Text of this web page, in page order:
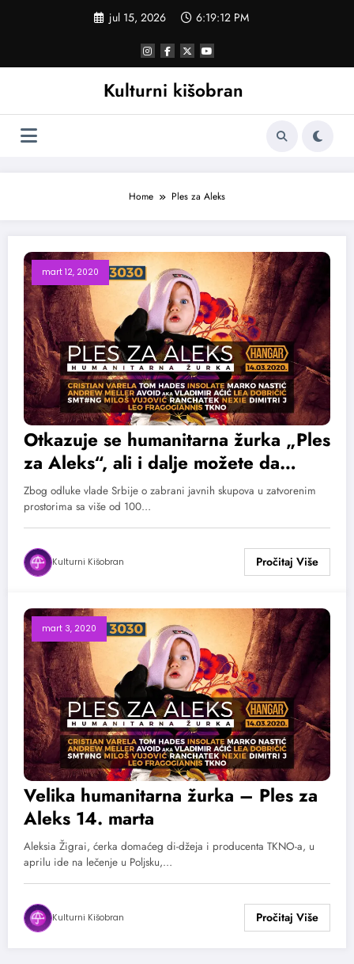
jul 15, 2026 6:19:12 PM
Kulturni kišobran
Home Ples za Aleks
mart 12, 2020
Otkazuje se humanitarna žurka „Ples
za Aleks“, ali i dalje možete da
pomognete
Zbog odluke vlade Srbije o zabrani javnih skupova u zatvorenim
prostorima sa više od 100…
Kulturni Kišobran
mart 3, 2020
Velika humanitarna žurka – Ples za
Aleks 14. marta
Aleksia Žigrai, ćerka domaćeg di-džeja i producenta TKNO-a, u
aprilu ide na lečenje u Poljsku,…
Kulturni Kišobran